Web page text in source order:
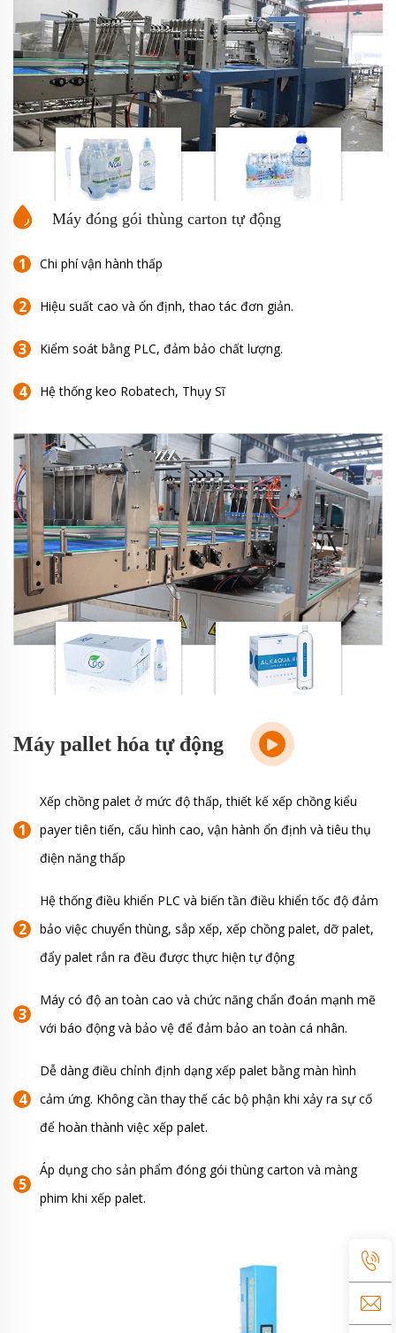
Máy đóng gói thùng carton tự động
Chi phí vận hành thấp
Hiệu suất cao và ổn định, thao tác đơn giản.
Kiểm soát bằng PLC, đảm bảo chất lượng.
Hệ thống keo Robatech, Thụy Sĩ
Máy pallet hóa tự động
Xếp chồng palet ở mức độ thấp, thiết kế xếp chồng kiểu
payer tiên tiến, cấu hình cao, vận hành ổn định và tiêu thụ
điện năng thấp
Hệ thống điều khiển PLC và biến tần điều khiển tốc độ đảm
bảo việc chuyển thùng, sắp xếp, xếp chồng palet, dỡ palet,
đẩy palet rắn ra đều được thực hiện tự động
Máy có độ an toàn cao và chức năng chẩn đoán mạnh mẽ
với báo động và bảo vệ để đảm bảo an toàn cá nhân.
Dễ dàng điều chỉnh định dạng xếp palet bằng màn hình
cảm ứng. Không cần thay thế các bộ phận khi xảy ra sự cố
để hoàn thành việc xếp palet.
Áp dụng cho sản phẩm đóng gói thùng carton và màng
phim khi xếp palet.